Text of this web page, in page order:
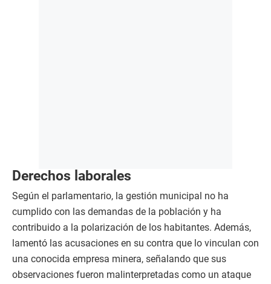
Derechos laborales
Según el parlamentario, la gestión municipal no ha
cumplido con las demandas de la población y ha
contribuido a la polarización de los habitantes. Además,
lamentó las acusaciones en su contra que lo vinculan con
una conocida empresa minera, señalando que sus
observaciones fueron malinterpretadas como un ataque